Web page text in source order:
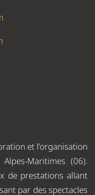
et l’organisation
Maritimes (06).
de prestations allant
par des spectacles